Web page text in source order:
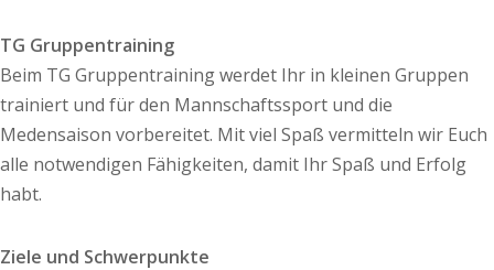
TG Gruppentraining
Beim TG Gruppentraining werdet Ihr in kleinen Gruppen
trainiert und für den Mannschaftssport und die
Medensaison vorbereitet. Mit viel Spaß vermitteln wir Euch
alle notwendigen Fähigkeiten, damit Ihr Spaß und Erfolg
habt.
Ziele und Schwerpunkte